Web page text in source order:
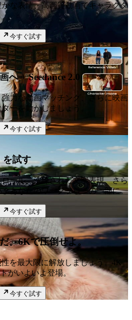
な表情、高画質動画でキャラクタ
今すぐ試す
へ + Seedance 2.0
力な動画マッチング、さらに映画
ーを動かしましょう。
今すぐ試す
を試す
ール、洗練された文字表現、さら
あなたのワークフローの一部に。
今すぐ試す
。6Kで圧倒せよ。
性を最大限に解放しましょう。4K
がいよいよ登場。
今すぐ試す